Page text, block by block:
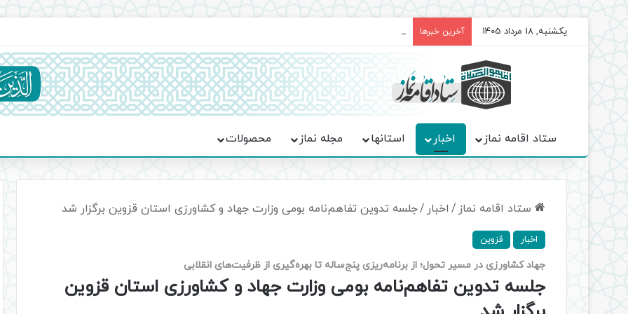
یکشنبه, 18 مرداد 1405 آخرین خبرها برگزاری باشکوه نمازهای جماعت در موکب فاطمه الزهرا (س)
ستاد اقامه نماز اخبار استانها مجله نماز محصولات
ستاد اقامه نماز / اخبار /جلسه تدوین تفاهم‌نامه بومی وزارت جهاد و کشاورزی استان قزوین برگزار شد
اخبار قزوین
جهاد کشاورزی در مسیر تحول؛ از برنامه‌ریزی پنج‌ساله تا بهره‌گیری از ظرفیت‌های انقلابی
جلسه تدوین تفاهم‌نامه بومی وزارت جهاد و کشاورزی استان قزوین